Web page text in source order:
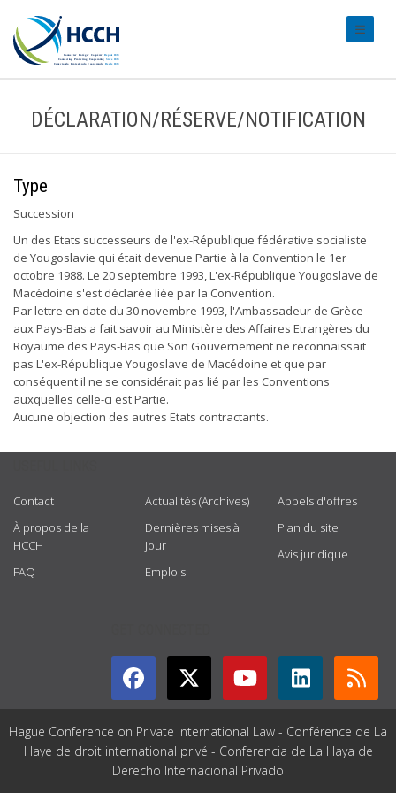
DÉCLARATION/RÉSERVE/NOTIFICATION
Type
Succession
Un des Etats successeurs de l'ex-République fédérative socialiste
de Yougoslavie qui était devenue Partie à la Convention le 1er
octobre 1988. Le 20 septembre 1993, L'ex-République Yougoslave de
Macédoine s'est déclarée liée par la Convention.
Par lettre en date du 30 novembre 1993, l'Ambassadeur de Grèce
aux Pays-Bas a fait savoir au Ministère des Affaires Etrangères du
Royaume des Pays-Bas que Son Gouvernement ne reconnaissait
pas L'ex-République Yougoslave de Macédoine et que par
conséquent il ne se considérait pas lié par les Conventions
auxquelles celle-ci est Partie.
Aucune objection des autres Etats contractants.
Contact
À propos de la
HCCH
FAQ
Actualités (Archives)
Dernières mises à
jour
Emplois
Appels d'offres
Plan du site
Avis juridique
Hague Conference on Private International Law - Conférence de La
Haye de droit international privé - Conferencia de La Haya de
Derecho Internacional Privado